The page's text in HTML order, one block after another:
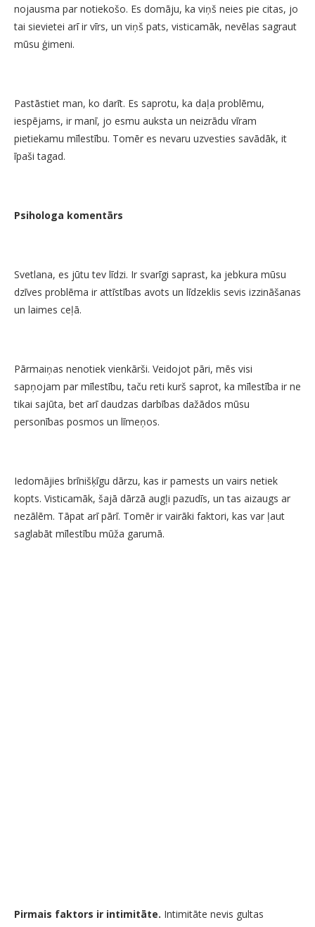
nojausma par notiekošo. Es domāju, ka viņš neies pie citas, jo
tai sievietei arī ir vīrs, un viņš pats, visticamāk, nevēlas sagraut
mūsu ģimeni.
Pastāstiet man, ko darīt. Es saprotu, ka daļa problēmu,
iespējams, ir manī, jo esmu auksta un neizrādu vīram
pietiekamu mīlestību. Tomēr es nevaru uzvesties savādāk, it
īpaši tagad.
Psihologa komentārs
Svetlana, es jūtu tev līdzi. Ir svarīgi saprast, ka jebkura mūsu
dzīves problēma ir attīstības avots un līdzeklis sevis izzināšanas
un laimes ceļā.
Pārmaiņas nenotiek vienkārši. Veidojot pāri, mēs visi
sapņojam par mīlestību, taču reti kurš saprot, ka mīlestība ir ne
tikai sajūta, bet arī daudzas darbības dažādos mūsu
personības posmos un līmeņos.
Iedomājies brīnišķīgu dārzu, kas ir pamests un vairs netiek
kopts. Visticamāk, šajā dārzā augļi pazudīs, un tas aizaugs ar
nezālēm. Tāpat arī pārī. Tomēr ir vairāki faktori, kas var ļaut
saglabāt mīlestību mūža garumā.
Pirmais faktors ir intimitāte. Intimitāte nevis gultas